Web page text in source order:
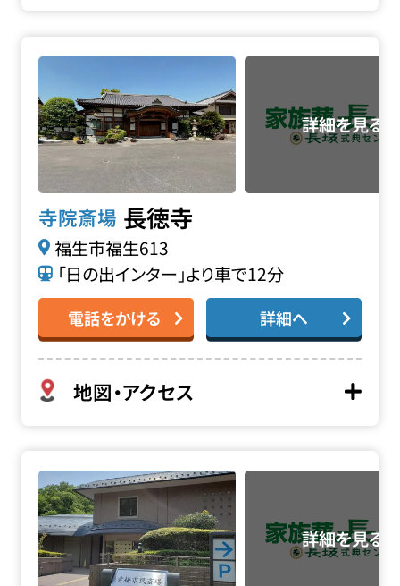
寺院斎場 長徳寺
福生市福生613
「日の出インター」より車で12分
電話をかける 詳細へ
地図・アクセス